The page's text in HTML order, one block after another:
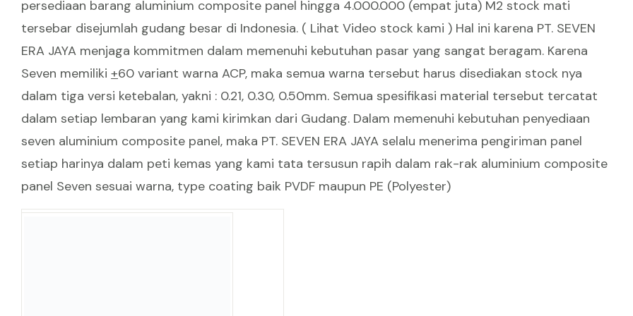
persediaan barang aluminium composite panel hingga 4.000.000 (empat juta) M2 stock mati
tersebar disejumlah gudang besar di Indonesia. ( Lihat Video stock kami ) Hal ini karena PT. SEVEN
ERA JAYA menjaga kommitmen dalam memenuhi kebutuhan pasar yang sangat beragam. Karena
Seven memiliki +60 variant warna ACP, maka semua warna tersebut harus disediakan stock nya
dalam tiga versi ketebalan, yakni : 0.21, 0.30, 0.50mm. Semua spesifikasi material tersebut tercatat
dalam setiap lembaran yang kami kirimkan dari Gudang. Dalam memenuhi kebutuhan penyediaan
seven aluminium composite panel, maka PT. SEVEN ERA JAYA selalu menerima pengiriman panel
setiap harinya dalam peti kemas yang kami tata tersusun rapih dalam rak-rak aluminium composite
panel Seven sesuai warna, type coating baik PVDF maupun PE (Polyester)